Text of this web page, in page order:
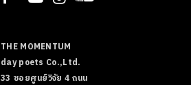
THE MOMENTUM
day poets Co.,Ltd.
33 ซอยศูนย์วิจัย 4 ถนน